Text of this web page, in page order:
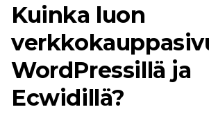
Kuinka luon
WordPressillä ja
Ecwidillä?